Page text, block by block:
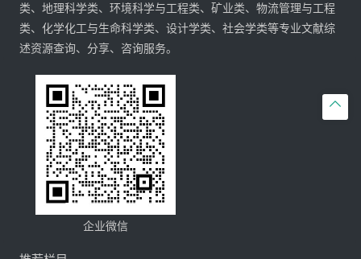

类、地理科学类、环境科学与工程类、矿业类、物流管理与工程
类、化学化工与生命科学类、设计学类、社会学类等专业文献综
述资源查询、分享、咨询服务。
企业微信